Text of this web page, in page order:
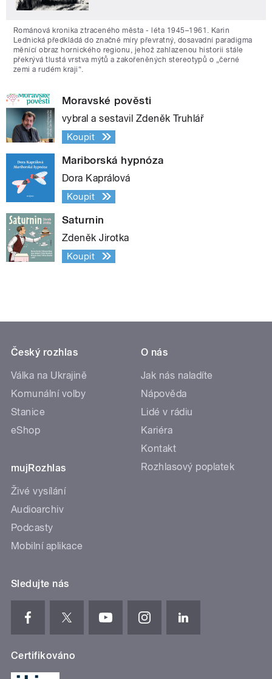
Románová kronika ztraceného města - léta 1945–1961. Karin
Lednická předkládá do značné míry převratný, dosavadní paradigma
měnící obraz hornického regionu, jehož zahlazenou historii stále
překrývá tlustá vrstva mýtů a zakořeněných stereotypů o „černé
zemi a rudém kraji“.
Moravské pověsti
vybral a sestavil Zdeněk Truhlář
Koupit
Mariborská hypnóza
Dora Kaprálová
Koupit
Saturnin
Zdeněk Jirotka
Koupit
Český rozhlas
Válka na Ukrajině
Komunální volby
Stanice
eShop
mujRozhlas
Živé vysílání
Audioarchiv
Podcasty
Mobilní aplikace
O nás
Jak nás naladíte
Nápověda
Lidé v rádiu
Kariéra
Kontakt
Rozhlasový poplatek
Sledujte nás
Certifikováno